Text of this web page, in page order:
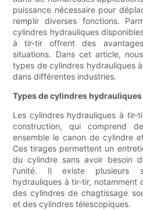
puissance nécessaire pour
remplir diverses fonctions.
cylindres hydrauliques
à tir-tir offrent des
situations. Dans cet article,
types de cylindres hydrauliques
dans différentes industries.
Types de cylindres
Les cylindres hydrauliques à tir-
construction, qui comprend
ensemble le canon de cylindre
Ces tirages permettent un
du cylindre sans avoir besoin
l'unité. Il existe plusieurs
hydrauliques à tir-tir, notamment
des cylindres de chagtissage
et des cylindres télescopiques.